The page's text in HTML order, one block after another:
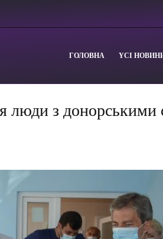
ГОЛОВНА YСІ
люди з донорськими